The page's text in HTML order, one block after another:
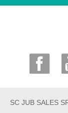
SC JUB SALES